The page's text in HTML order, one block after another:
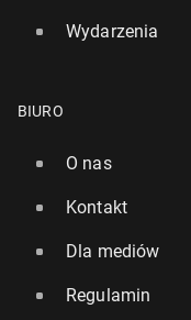
sezonu "1670"
Drugi sezon "Squid
Wydarzenia
BIURO
O nas
Kontakt
Dla mediów
Regulamin